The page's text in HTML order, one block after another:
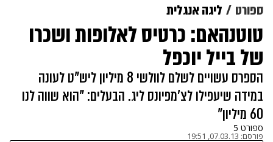
ספורט ליגה אנגלית
טוטנהאם: כרטיס לאלופות ושכרו
של בייל יוכפל
הספרס עשויים לשלם לוולשי 8 מיליון ליש"ט לעונה
במידה שיעפילו לצ'מפיונס ליג. הבעלים: "הוא שווה לנו
60 מיליון"
ספורט 5
פורסם: 07.03.13, 19:51